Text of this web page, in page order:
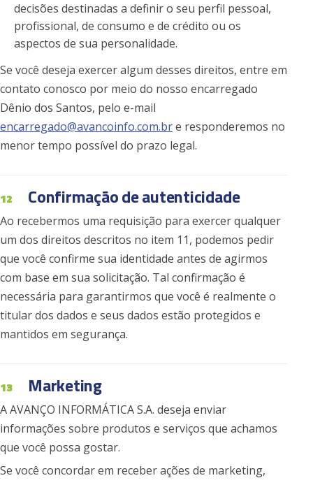
decisões destinadas a definir o seu perfil pessoal,
profissional, de consumo e de crédito ou os
aspectos de sua personalidade.
Se você deseja exercer algum desses direitos, entre em
contato conosco por meio do nosso encarregado
Dênio dos Santos, pelo e-mail
encarregado@avancoinfo.com.bre responderemos no
menor tempo possível do prazo legal.
12 Confirmação de autenticidade
Ao recebermos uma requisição para exercer qualquer
um dos direitos descritos no item 11, podemos pedir
que você confirme sua identidade antes de agirmos
com base em sua solicitação. Tal confirmação é
necessária para garantirmos que você é realmente o
titular dos dados e seus dados estão protegidos e
mantidos em segurança.
13 Marketing
A AVANÇO INFORMÁTICA S.A. deseja enviar
informações sobre produtos e serviços que achamos
que você possa gostar.
Se você concordar em receber ações de marketing,